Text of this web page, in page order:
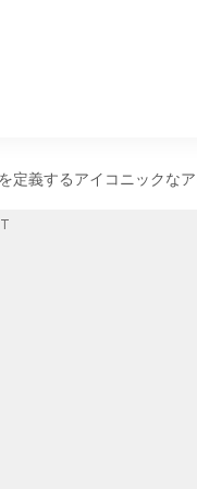
定義するアイコニックな